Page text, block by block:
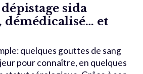
sida
démédicalisé… et
quelques gouttes de sang
pour connaître, en quelques